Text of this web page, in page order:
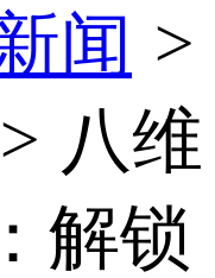
闻 >
> 八维
解锁